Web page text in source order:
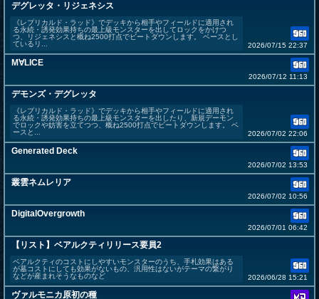
デグレッタ・リジェネシス
《レプリカルド・ラッド》でデッキから相手やフィールドに適用され
る永続・誘発効果持ちの最上級モンスターを出してロックをかけつ
つ、リジェネシスと概ね2500打点でビートダウンします。 ベースとし
ているリ...
2026/07/15 22:37
M∀LICE
2026/07/12 11:13
デモンズ・デグレッタ
《レプリカルド・ラッド》でデッキから相手やフィールドに適用され
る永続・誘発効果持ちの最上級モンスターを出したり、新規デーモン
でロックや妨害を立てつつ、概ね2500打点でビートダウンします。 ベ
ースと...
2026/07/02 22:06
Generated Deck
2026/07/02 13:53
叢雲ネムレリア
2026/07/02 10:56
DigitalOvergrowth
2026/07/01 06:42
【リスト】ベアルクティリリース要員2
ベアルクティのコストにしやすいモンスターのうち、手札効果はある
が墓コストにしても効果がないもの、汎用性はないがテーマの繋がり
などが産まれそうなものなど
2026/06/28 15:21
ヴァルモニカ原初の種